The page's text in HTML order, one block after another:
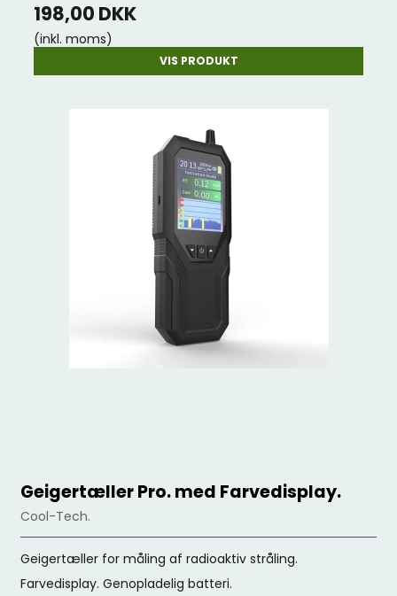
198,00 DKK
(inkl. moms)
VIS PRODUKT
Geigertæller Pro. med Farvedisplay.
Cool-Tech.
Geigertæller for måling af radioaktiv stråling.
Farvedisplay. Genopladelig batteri.